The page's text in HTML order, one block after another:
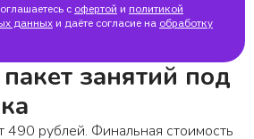
с офертой и политикой
данных и даёте согласие на обработку
занятий под
490 рублей. Финальная стоимость